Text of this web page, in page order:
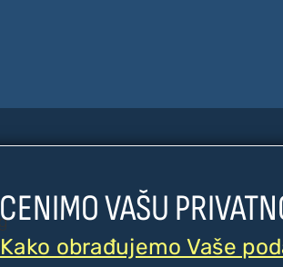
©
CENIMO VAŠU
Kako obrađujemo Vaše